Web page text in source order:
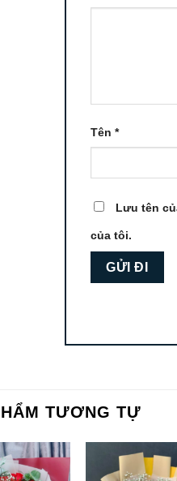
Tên *
Lưu tên
của tôi.
TƯƠNG TỰ